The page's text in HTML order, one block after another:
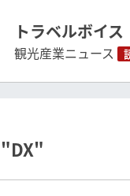
トラベルボイス
観光産業ニュース